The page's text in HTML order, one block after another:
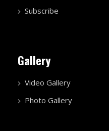
Subscribe
Gallery
Video Gallery
Photo Gallery